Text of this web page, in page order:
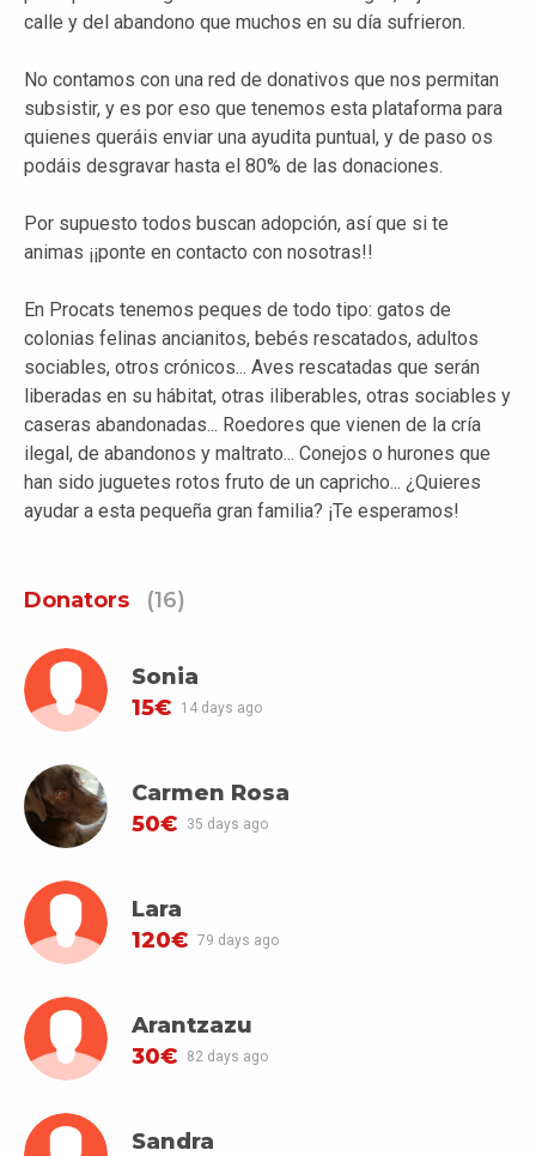
calle y del abandono que muchos en su día sufrieron.
No contamos con una red de donativos que nos permitan
subsistir, y es por eso que tenemos esta plataforma para
quienes queráis enviar una ayudita puntual, y de paso os
podáis desgravar hasta el 80% de las donaciones.
Por supuesto todos buscan adopción, así que si te
animas ¡¡ponte en contacto con nosotras!!
En Procats tenemos peques de todo tipo: gatos de
colonias felinas ancianitos, bebés rescatados, adultos
sociables, otros crónicos... Aves rescatadas que serán
liberadas en su hábitat, otras iliberables, otras sociables y
caseras abandonadas... Roedores que vienen de la cría
ilegal, de abandonos y maltrato... Conejos o hurones que
han sido juguetes rotos fruto de un capricho... ¿Quieres
ayudar a esta pequeña gran familia? ¡Te esperamos!
Donators (16)
Sonia
15€
14 days ago
Carmen Rosa
50€
35 days ago
Lara
120€ 79 days ago
Arantzazu
30€
82 days ago
Sandra